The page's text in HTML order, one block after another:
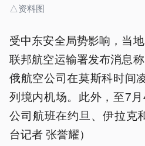
△资料图
受中东安全局势影响，当
联邦航空运输署发布消息
俄航空公司在莫斯科时间
列境内机场。此外，至7
公司航班在约旦、伊拉克
台记者 张誉耀）